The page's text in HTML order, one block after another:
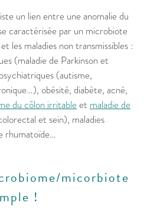
un lien entre une anomalie du
caractérisée par un microbiote
les maladies non transmissibles :
(maladie de Parkinson et
(autisme,
obésité, diabète, acné,
du côlon irritableet maladie de
et sein), maladies
rhumatoïde…
micorbiote
!